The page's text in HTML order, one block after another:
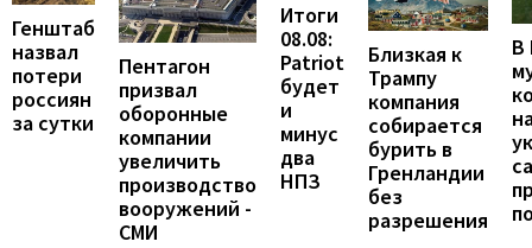
Генштаб
назвал
потери
россиян
за сутки
Пентагон
призвал
оборонные
компании
увеличить
производство
вооружений -
СМИ
Итоги
08.08:
Patriot
будет
и
минус
два
НПЗ
Близкая к
Трампу
компания
собирается
бурить в
Гренландии
без
разрешения
В